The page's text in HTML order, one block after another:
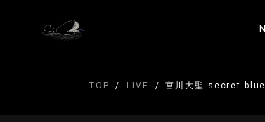
TOP LIVE 宮川大聖 secret